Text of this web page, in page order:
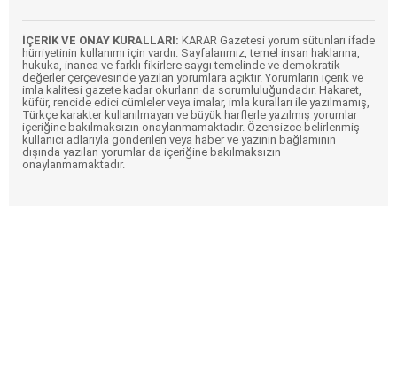
İÇERİK VE ONAY KURALLARI: KARAR Gazetesi yorum sütunları ifade
hürriyetinin kullanımı için vardır. Sayfalarımız, temel insan haklarına,
hukuka, inanca ve farklı fikirlere saygı temelinde ve demokratik
değerler çerçevesinde yazılan yorumlara açıktır. Yorumların içerik ve
imla kalitesi gazete kadar okurların da sorumluluğundadır. Hakaret,
küfür, rencide edici cümleler veya imalar, imla kuralları ile yazılmamış,
Türkçe karakter kullanılmayan ve büyük harflerle yazılmış yorumlar
içeriğine bakılmaksızın onaylanmamaktadır. Özensizce belirlenmiş
kullanıcı adlarıyla gönderilen veya haber ve yazının bağlamının
dışında yazılan yorumlar da içeriğine bakılmaksızın
onaylanmamaktadır.